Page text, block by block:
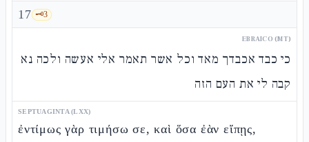
17 🗝️3
EBRAICO (MT)
כי כבד אכבדך מאד וכל אשר תאמר אלי אעשה ולכה נא
קבה לי את העם הזה
SEPTUAGINTA (LXX)
ἐντίμως γὰρ τιμήσω σε, καὶ ὅσα ἐὰν εἴπῃς,